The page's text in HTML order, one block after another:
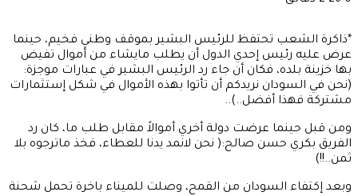
*ذاكرة الشعب تحتفظ للرئيس البشير بموقف وطني فخيم، حينما
عرض عليه رئيس إحدي الدول أن يطلب مايشاء من أموال تفيض
بها خزينة بلده، فكان أن جاء رد الرئيس البشير في عبارات موجزة:
(نحن في السودان نريدكم أن تأتوا بهذه الأموال في شكل إستثمارات
مشتركة فهذا أفضل..)..
ومن قبل حينما عرضت دولة أخري أموالاً مقابل طلب ما، كان رد
الفريق بكري حسن صالح:( نحن لانمد يدنا للعطاء، فخذ ماترجوه بلا
ثمن..!!)
وبعد إكتفاء السودان من القمح، وصلت للميناء باخرة تحمل شحنة